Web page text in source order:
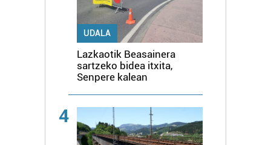
UDALA
Lazkaotik Beasainera
sartzeko bidea itxita,
Senpere kalean
4